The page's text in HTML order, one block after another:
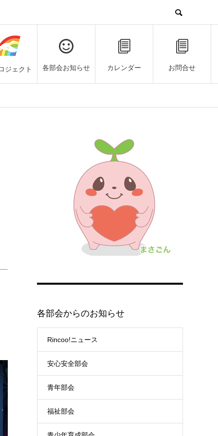
ジェクト 各部会お知らせ カレンダー お問合せ
各部会からのお知らせ
Rincoo!ニュース
安心安全部会
青年部会
福祉部会